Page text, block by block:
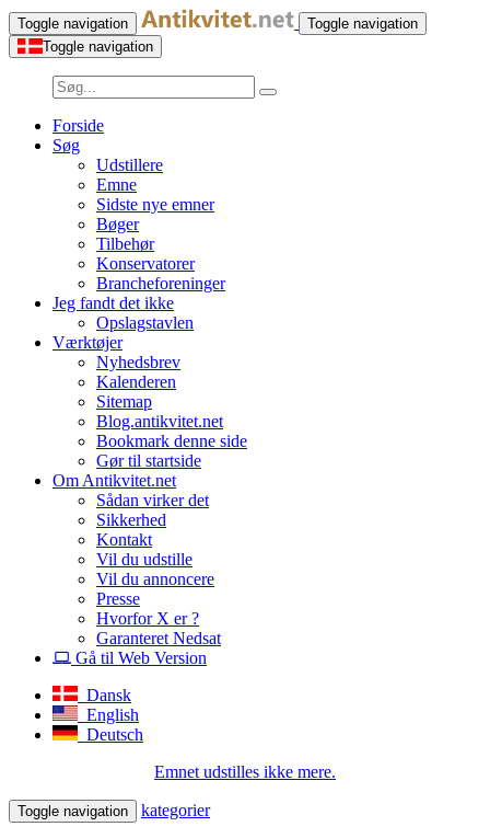
Toggle navigation
Toggle navigation
Toggle navigation
Forside
Søg
Udstillere
Emne
Sidste nye emner
Bøger
Tilbehør
Konservatorer
Brancheforeninger
Jeg fandt det ikke
Opslagstavlen
Værktøjer
Nyhedsbrev
Kalenderen
Sitemap
Blog.antikvitet.net
Bookmark denne side
Gør til startside
Om Antikvitet.net
Sådan virker det
Sikkerhed
Kontakt
Vil du udstille
Vil du annoncere
Presse
Hvorfor X er ?
Garanteret Nedsat
Gå til Web Version
Dansk
English
Deutsch
Emnet udstilles ikke mere.
Toggle navigation kategorier